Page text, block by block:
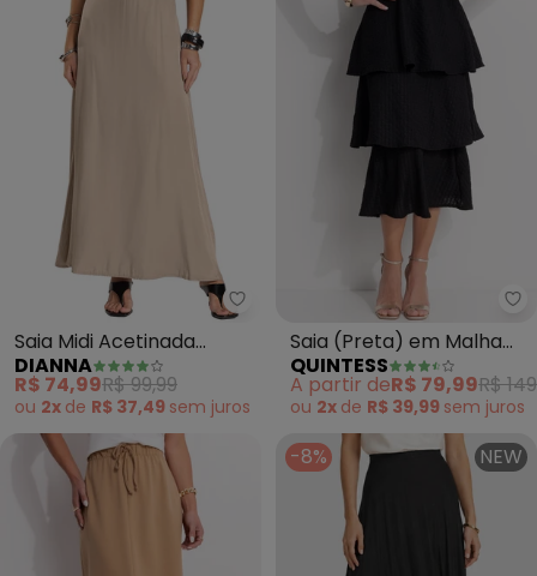
Dianna - Saia Midi Acetinada
Saia Midi Acetinada
(Rosa)
DIANNA
R$ 74,99R$ 99,99
ou 2x de R$ 37,49 sem juros
Saia (Preta) em Malha
Canelada Texturizada
QUINTESS
A partir deR$ 79,99R$
ou 2x de R$ 39,99 sem juros
-8% NEW